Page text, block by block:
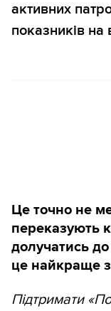
активних
показників на
Це точно не
переказують
долучатись
це найкраще
Підтримати